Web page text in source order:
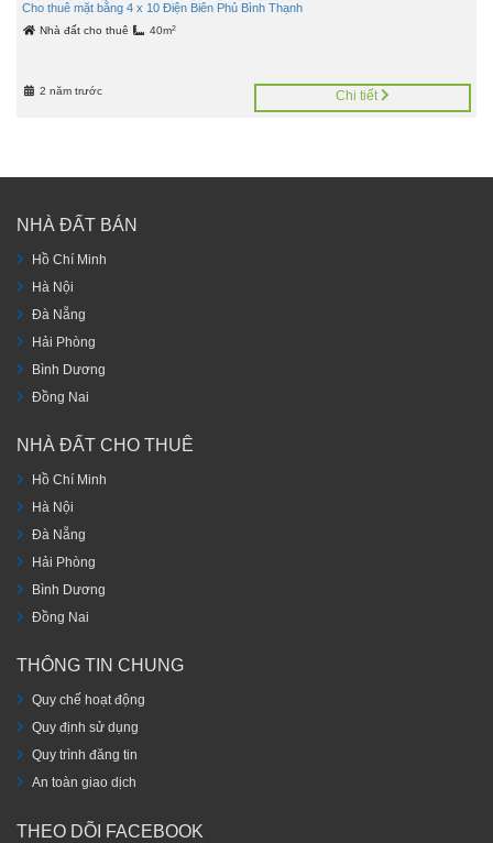
Cho thuê mặt bằng 4 x 10 Điện Biên Phủ Bình Thạnh
Nhà đất cho thuê 40m2
2 năm trước Chi tiết
NHÀ ĐẤT BÁN
Hồ Chí Minh
Hà Nội
Đà Nẵng
Hải Phòng
Bình Dương
Đồng Nai
NHÀ ĐẤT CHO THUÊ
Hồ Chí Minh
Hà Nội
Đà Nẵng
Hải Phòng
Bình Dương
Đồng Nai
THÔNG TIN CHUNG
Quy chế hoạt động
Quy định sử dụng
Quy trình đăng tin
An toàn giao dịch
THEO DÕI FACEBOOK